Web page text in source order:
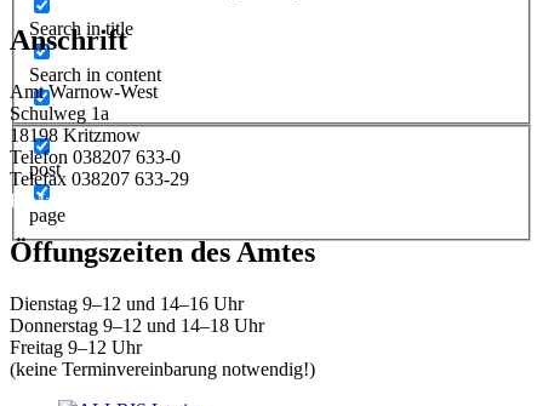
Search in title
Search in content
post
page
Anschrift
Amt Warnow-West
Schulweg 1a
18198 Kritzmow
Telefon 038207 633-0
Telefax 038207 633-29
E-Mail:
Öffungszeiten des Amtes
Dienstag 9–12 und 14–16 Uhr
Donnerstag 9–12 und 14–18 Uhr
Freitag 9–12 Uhr
(keine Terminvereinbarung notwendig!)